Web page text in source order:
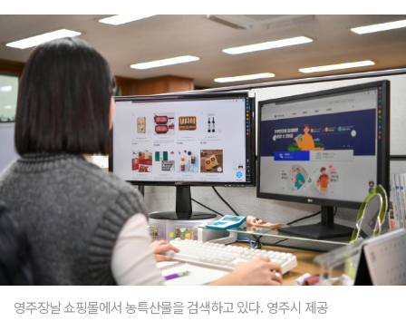
영주장날 쇼핑몰에서 농특산물을 검색하고 있다. 영주시 제공